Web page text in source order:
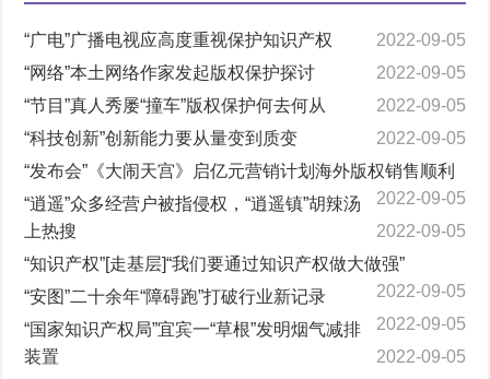
“广电”广播电视应高度重视保护知识产权
2022-09-05
“网络”本土网络作家发起版权保护探讨
2022-09-05
“节目”真人秀屡“撞车”版权保护何去何从
2022-09-05
“科技创新”创新能力要从量变到质变
2022-09-05
“发布会”《大闹天宫》启亿元营销计划海外版权销售顺利
2022-09-05
“逍遥”众多经营户被指侵权，“逍遥镇”胡辣汤
上热搜
2022-09-05
“知识产权”[走基层]“我们要通过知识产权做大做强”
2022-09-05
“安图”二十余年“障碍跑”打破行业新记录
2022-09-05
“国家知识产权局”宜宾一“草根”发明烟气减排
装置
2022-09-05